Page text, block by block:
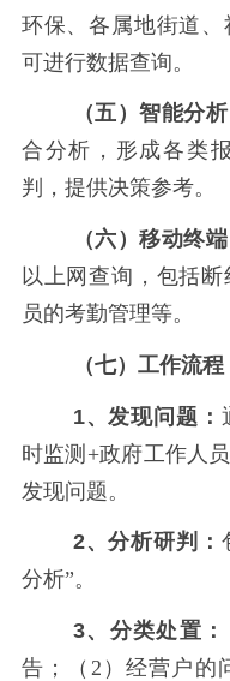
环保、各属地街道、
可进行数据查询。
（五）智能分析
合分析，形成各类
判，提供决策参考。
（六）移动终端
以上网查询，包括
员的考勤管理等。
（七）工作流程
1、发现问题：
时监测+政府工作人
发现问题。
2、分析研判：
分析”。
3、分类处置：
告；（2）经营户的